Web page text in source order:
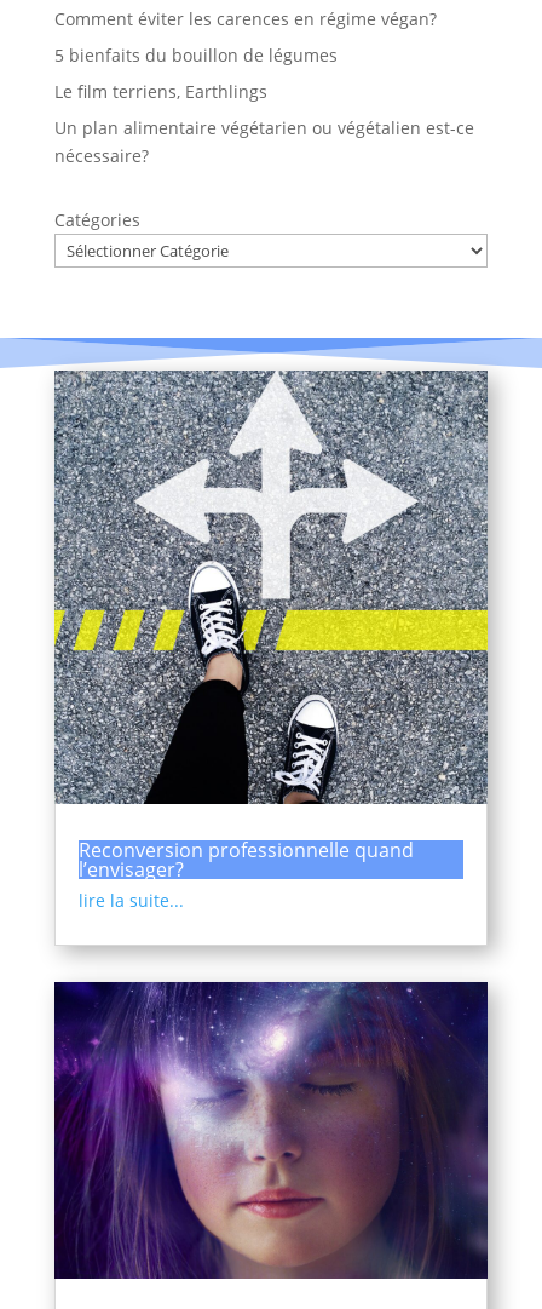
Comment éviter les carences en régime végan?
5 bienfaits du bouillon de légumes
Le film terriens, Earthlings
Un plan alimentaire végétarien ou végétalien est-ce
nécessaire?
Catégories
Reconversion professionnelle quand
l’envisager?
lire la suite...